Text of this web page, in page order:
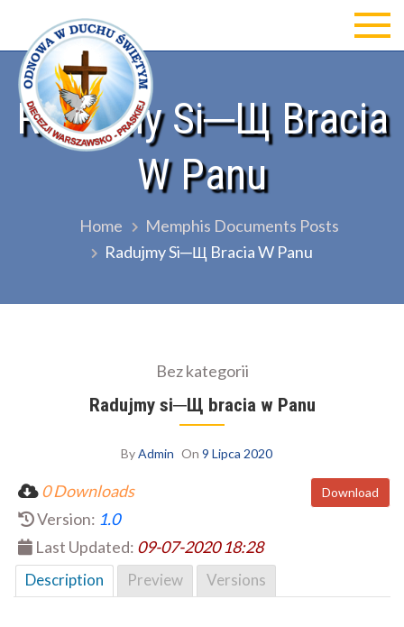
contentOdnowa w Duchu św Diecezji
Warszawsko-Praskiej
Radujmy Si─Щ Bracia
W Panu
Home
Memphis Documents Posts
Radujmy Si─Щ Bracia W Panu
Bez kategorii
Radujmy si─Щ bracia w Panu
ByAdmin On 9 Lipca 2020
Download
0 Downloads
Version: 1.0
Last Updated: 09-07-2020 18:28
Description Preview Versions